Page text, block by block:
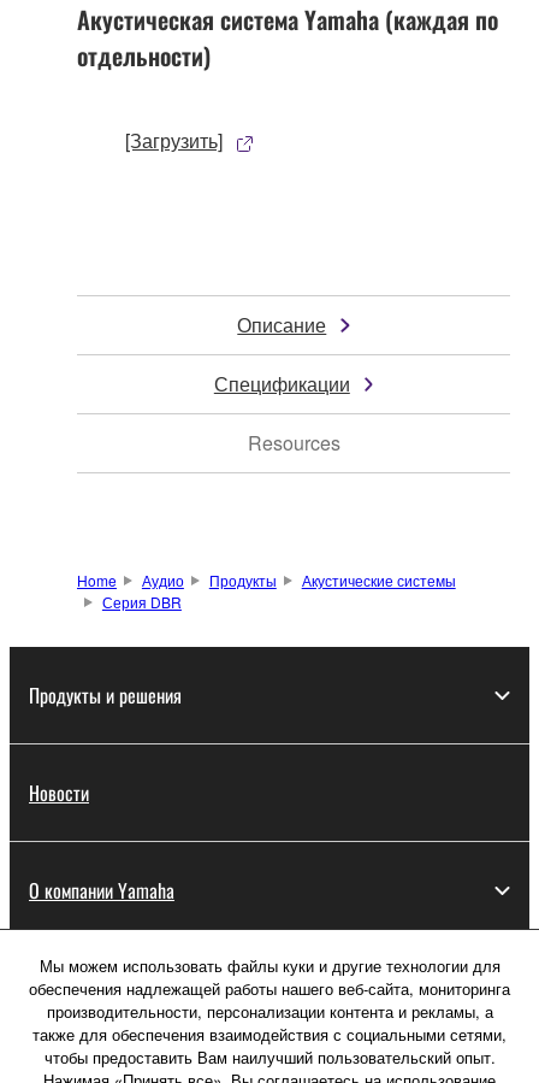
Акустическая система Yamaha (каждая по
отдельности)
[Загрузить]
Описание
Спецификации
Resources
Home Аудио Продукты
Акустические системы
Серия DBR
Продукты и решения
Новости
О компании Yamaha
Россия - Русский
Потребитель
Мы можем использовать файлы куки и другие технологии для
обеспечения надлежащей работы нашего веб-сайта, мониторинга
производительности, персонализации контента и рекламы, а
также для обеспечения взаимодействия с социальными сетями,
чтобы предоставить Вам наилучший пользовательский опыт.